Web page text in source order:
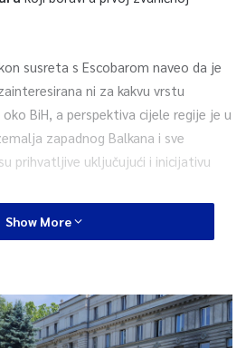
susreta s Escobarom naveo da je
ni za kakvu vrstu
BiH, a perspektiva cijele regije je u
zapadnog Balkana i sve
prihvatljive uključujući i inicijativu
da je sve ono što se događa
Dejtonskim mirovnim
SAD-u.
Show More